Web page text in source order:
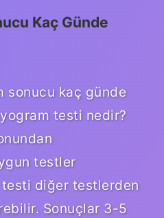
Kaç Günde
sonucu kaç günde
testi nedir?
testler
testi diğer testlerden
Sonuçlar 3-5